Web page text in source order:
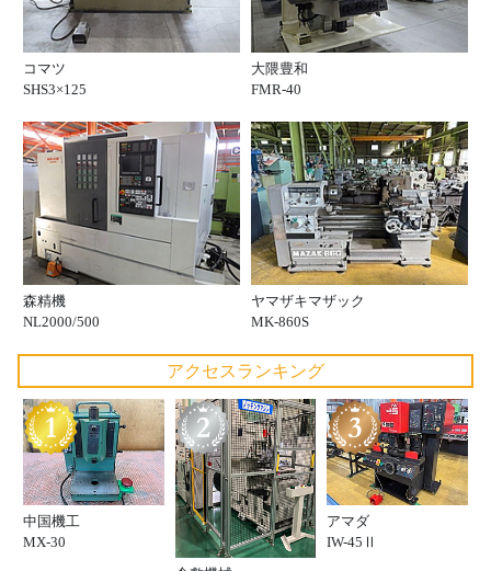
コマツ
SHS3×125
大隈豊和
FMR-40
森精機
NL2000/500
ヤマザキマザック
MK-860S
アクセスランキング
中国機工
MX-30
アマダ
IW-45Ⅱ